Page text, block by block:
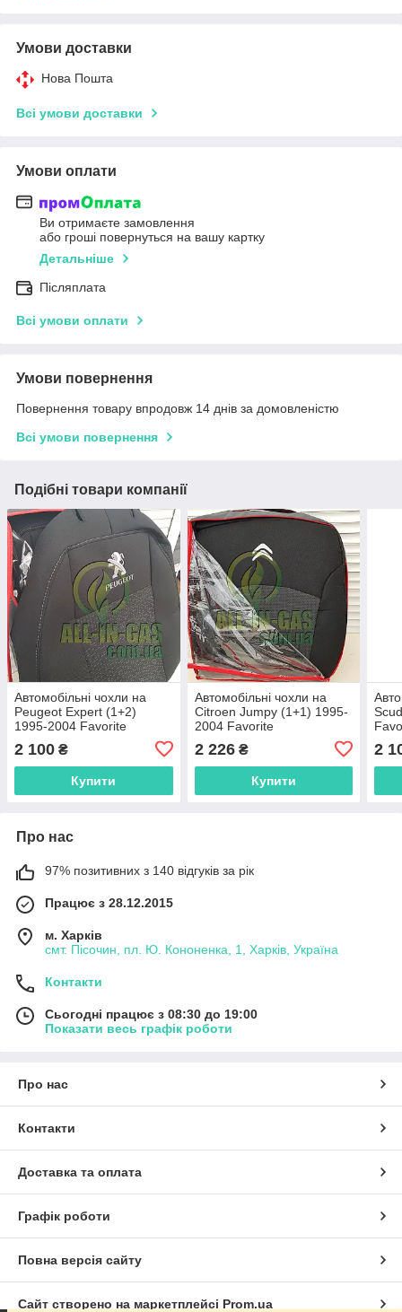
Умови доставки
Нова Пошта
Всі умови доставки
Умови оплати
Ви отримаєте замовлення
або гроші повернуться на вашу картку
Детальніше
Післяплата
Всі умови оплати
Умови повернення
Повернення товару впродовж 14 днів за домовленістю
Всі умови повернення
Подібні товари компанії
Автомобільні чохли на
Peugeot Expert (1+2)
1995-2004 Favorite
2 100 ₴
Купити
Автомобільні чохли на
Citroen Jumpy (1+1) 1995-
2004 Favorite
2 226₴
Купити
2
Про нас
97% позитивних з 140 відгуків за рік
Працює з 28.12.2015
м. Харків
смт. Пісочин, пл. Ю. Кононенка, 1, Харків, Україна
Контакти
Сьогодні працює з 08:30 до 19:00
Показати весь графік роботи
Про нас
Контакти
Доставка та оплата
Графік роботи
Повна версія сайту
Сайт створено на маркетплейсі Prom.ua